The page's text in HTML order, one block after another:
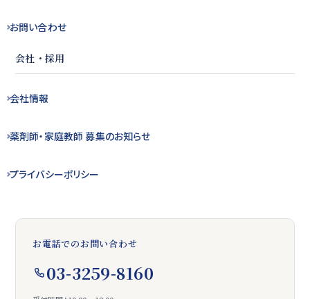
お問い合わせ
会社・採用
会社情報
薬剤師・家庭教師 募集のお知らせ
プライバシーポリシー
お電話でのお問い合わせ
03-3259-8160